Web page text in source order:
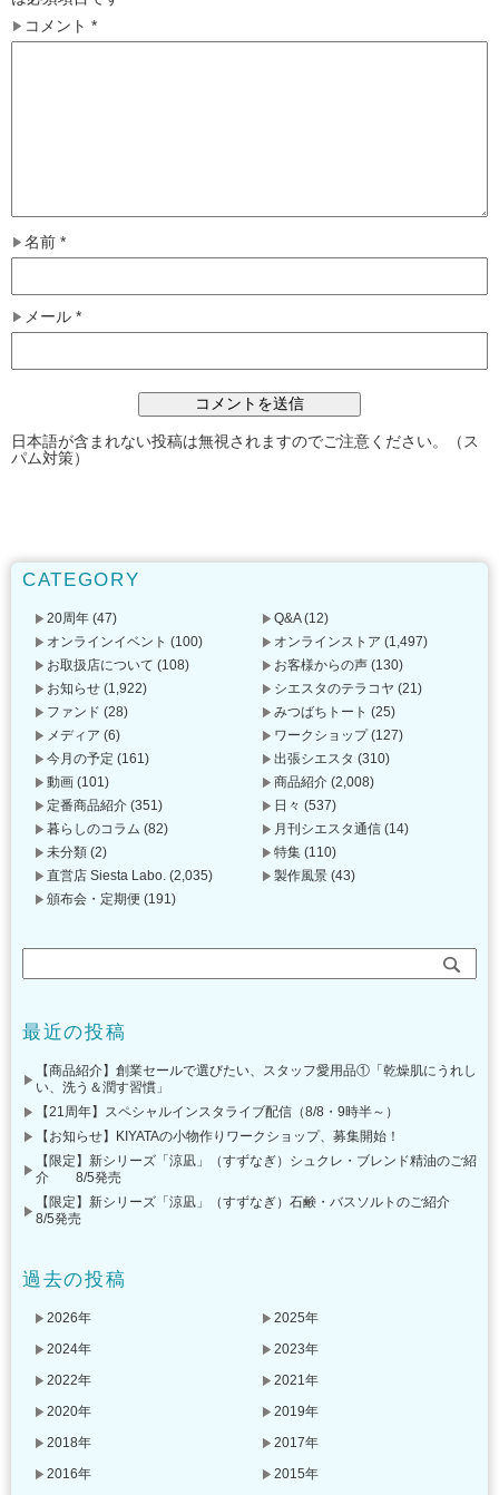
コメント *
名前 *
メール *
日本語が含まれない投稿は無視されますのでご注意ください。（ス
パム対策）
CATEGORY
20周年 (47) Q&A(12)
オンラインイベント (100) オンラインストア (1,497)
お取扱店について (108) お客様からの声 (130)
お知らせ (1,922) シエスタのテラコヤ (21)
ファンド (28) みつばちトート (25)
メディア (6) ワークショップ(127)
今月の予定 (161) 出張シエスタ (310)
動画 (101) 商品紹介 (2,008)
定番商品紹介 (351) 日々 (537)
暮らしのコラム (82) 月刊シエスタ通信 (14)
未分類 (2) 特集 (110)
直営店 Siesta Labo. (2,035) 製作風景 (43)
頒布会・定期便 (191)
最近の投稿
【商品紹介】創業セールで選びたい、スタッフ愛用品①「乾燥肌にうれし
い、洗う＆潤す習慣」
【21周年】スペシャルインスタライブ配信（8/8・9時半～）
【お知らせ】KIYATAの小物作りワークショップ、募集開始！
【限定】新シリーズ「涼凪」（すずなぎ）シュクレ・ブレンド精油のご紹
介 8/5発売
【限定】新シリーズ「涼凪」（すずなぎ）石鹸・バスソルトのご紹介
8/5発売
過去の投稿
2026年
2025年
2024年
2023年
2022年
2021年
2020年
2019年
2018年
2017年
2016年
2015年